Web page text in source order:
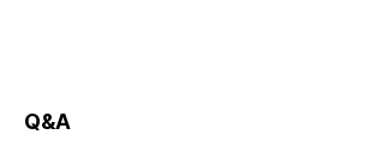
Q&A